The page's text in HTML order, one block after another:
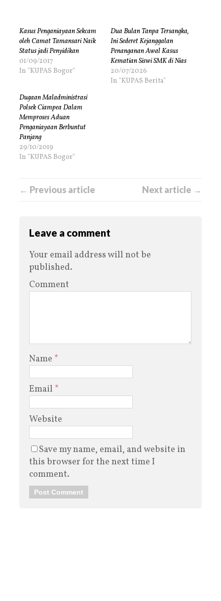
Kasus Penganiayaan Sekcam
oleh Camat Tamansari Naik
Status jadi Penyidikan
01/09/2017
In "KUPAS Bogor"
Dua Bulan Tanpa Tersangka,
Ini Sederet Kejanggalan
Penanganan Awal Kasus
Kematian Siswi SMK di Nias
20/07/2026
In "KUPAS Berita"
Dugaan Maladministrasi
Polsek Ciampea Dalam
Memproses Aduan
Penganiayaan Berbuntut
Panjang
29/10/2019
In "KUPAS Bogor"
← Previous article Next article →
Leave a comment
Your email address will not be
published.
Comment
Name *
Email *
Website
Save my name, email, and website in
this browser for the next time I
comment.